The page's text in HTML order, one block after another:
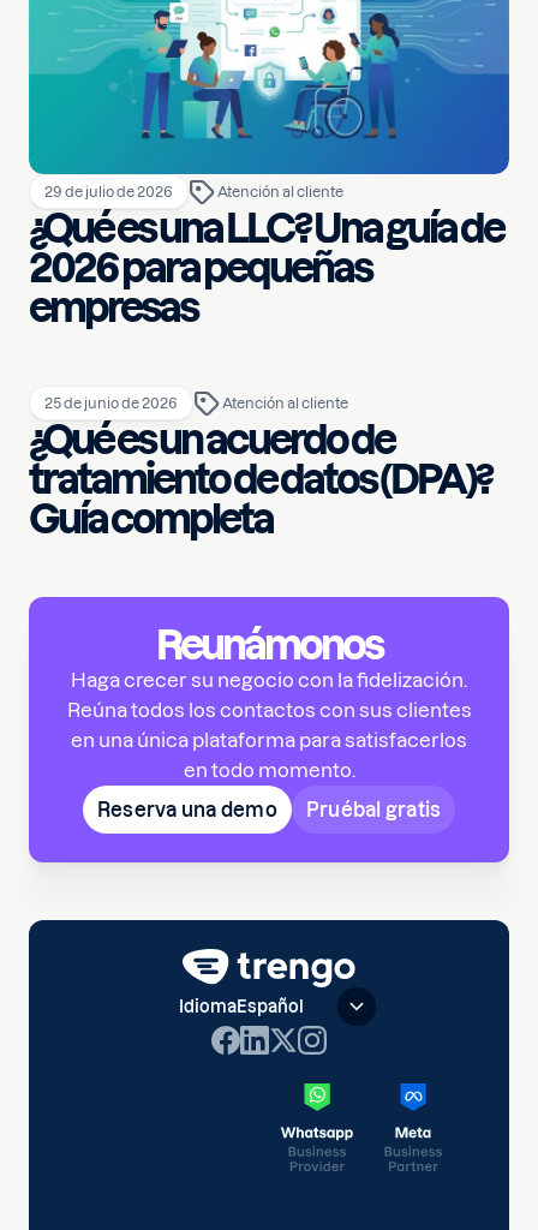
29 de julio de 2026 Atención al cliente
¿Qué es una LLC? Una guía de
2026 para pequeñas
empresas
25 de junio de 2026 Atención al cliente
¿Qué es un acuerdo de
tratamiento de datos (DPA)?
Guía completa
Reunámonos
Haga crecer su negocio con la fidelización.
Reúna todos los contactos con sus clientes
en una única plataforma para satisfacerlos
en todo momento.
Reserva una demo
Pruébal gratis
IdiomaEspañol